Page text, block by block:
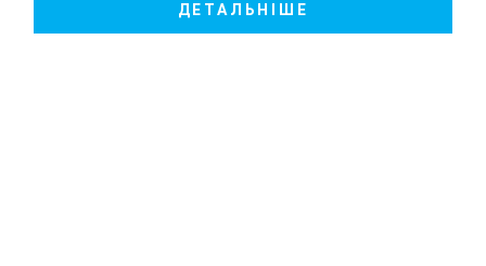
ДЕТАЛЬНІШЕ